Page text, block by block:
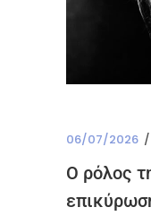
06/07/2026
Ο ρόλος